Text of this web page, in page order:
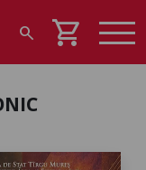
search shopping_cart